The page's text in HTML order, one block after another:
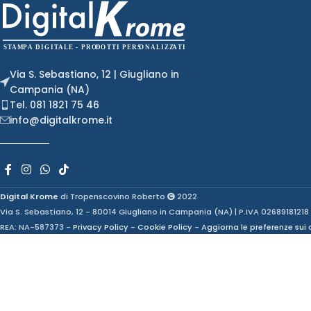
Via S. Sebastiano, 12 | Giugliano in
Campania (NA)
Tel. 081 1821 75 46
info@digitalkrome.it
Digital Krome di Tropenscovino Roberto
2022
Via S. Sebastiano, 12 - 80014 Giugliano in Campania (NA) | P.IVA 02689181218
REA: NA-587373 - Privacy Policy - Cookie Policy - Aggiorna le preferenze sui